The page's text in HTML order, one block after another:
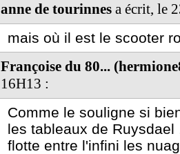
anne de tourinnes a écrit, le
mais où il est le scooter
Françoise du 80...
16H13 :
Comme le souligne si
les tableaux de
flotte entre l'infini les